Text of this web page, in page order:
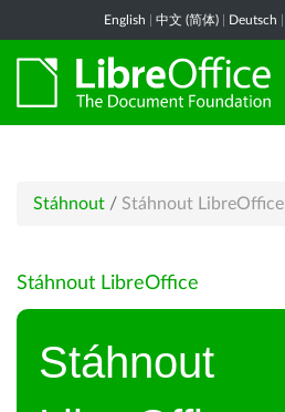
English 中文 (简体) Deutsch
Stáhnout / Stáhnout LibreOffice
Stáhnout LibreOffice
Stáhnout